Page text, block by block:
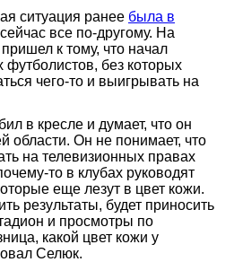
ситуация ранее была в
все по-другому. На
к тому, что начал
без которых
чего-то и выигрывать на
в кресле и думает, что он
области. Он не понимает, что
на телевизионных правах
то в клубах руководят
еще лезут в цвет кожи.
результаты, будет приносить
и просмотры по
какой цвет кожи у
Селюк.